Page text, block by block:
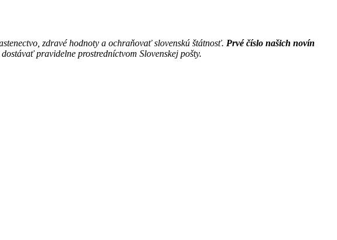
zdravé hodnoty a ochraňovať slovenskú štátnosť. Prvé číslo našich novín
pravidelne prostredníctvom Slovenskej pošty.